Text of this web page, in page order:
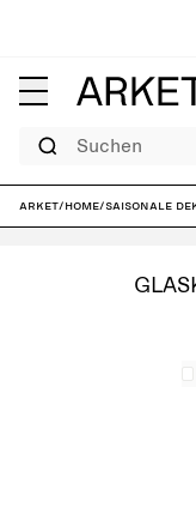
Suchen
ARKET/Home/Saisonale